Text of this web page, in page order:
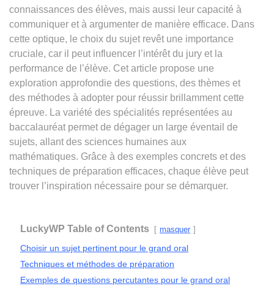
connaissances des élèves, mais aussi leur capacité à
communiquer et à argumenter de manière efficace. Dans
cette optique, le choix du sujet revêt une importance
cruciale, car il peut influencer l’intérêt du jury et la
performance de l’élève. Cet article propose une
exploration approfondie des questions, des thèmes et
des méthodes à adopter pour réussir brillamment cette
épreuve. La variété des spécialités représentées au
baccalauréat permet de dégager un large éventail de
sujets, allant des sciences humaines aux
mathématiques. Grâce à des exemples concrets et des
techniques de préparation efficaces, chaque élève peut
trouver l’inspiration nécessaire pour se démarquer.
LuckyWP Table of Contents masquer
Choisir un sujet pertinent pour le grand oral
Techniques et méthodes de préparation
Exemples de questions percutantes pour le grand oral